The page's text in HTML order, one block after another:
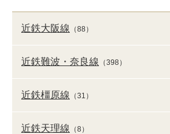
近鉄大阪線 （88）
近鉄難波・奈良線 （398）
近鉄橿原線 （31）
近鉄天理線 （8）